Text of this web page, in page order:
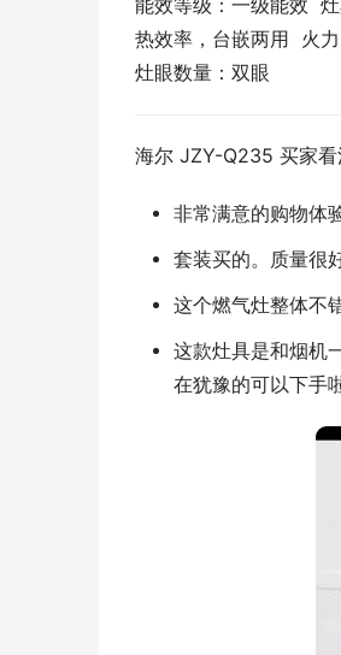
能效等级：一级能效
热效率，台嵌两用  火
灶眼数量：双眼
海尔 JZY-Q235 买家看
非常满意的购物体
套装买的。质量很
这个燃气灶整体不
这款灶具是和烟机
在犹豫的可以下手